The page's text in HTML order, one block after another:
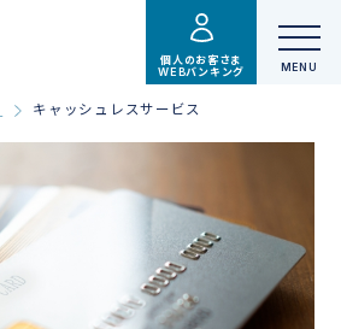
個人のお客さま
WEBバンキング
キャッシュレスサービス